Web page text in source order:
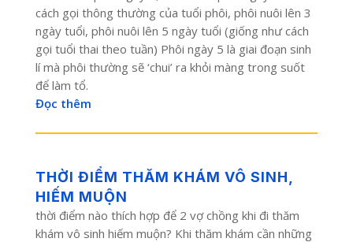
cách gọi thông thường của tuổi phôi, phôi nuôi lên 3
ngày tuổi, phôi nuôi lên 5 ngày tuổi (giống như cách
gọi tuổi thai theo tuần) Phôi ngày 5 là giai đoạn sinh
lí mà phôi thường sẽ ‘chui’ ra khỏi màng trong suốt
để làm tổ.
Đọc thêm
THỜI ĐIỂM THĂM KHÁM VÔ SINH,
HIẾM MUỘN
thời điểm nào thích hợp để 2 vợ chồng khi đi thăm
khám vô sinh hiếm muộn? Khi thăm khám cần những